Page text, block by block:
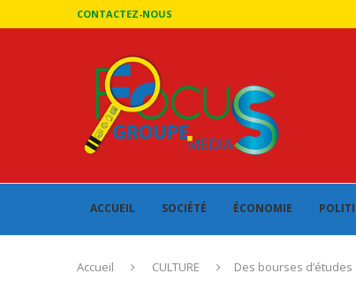
CONTACTEZ-NOUS
ACCUEIL SOCIÉTÉ ÉCONOMIE
Accueil CULTURE Des bourses